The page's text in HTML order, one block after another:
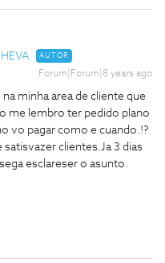
AUTOR
Forum|Forum|8 years ago
minha area de cliente que
me lembro ter pedido plano
vo pagar como e cuando.!?
satisvazer clientes.Ja 3 dias
esclareser o asunto.